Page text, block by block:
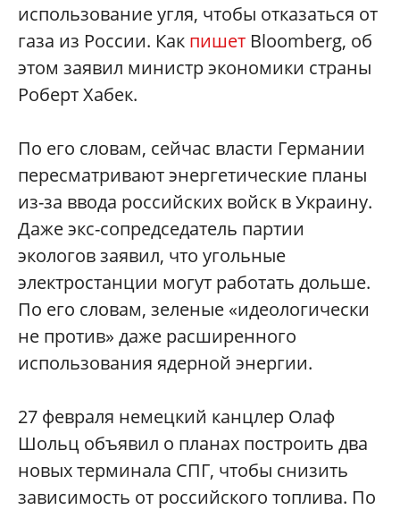
использование угля, чтобы отказаться от
газа из России. Как пишет Bloomberg, об
этом заявил министр экономики страны
Роберт Хабек.
По его словам, сейчас власти Германии
пересматривают энергетические планы
из-за ввода российских войск в Украину.
Даже экс-сопредседатель партии
экологов заявил, что угольные
электростанции могут работать дольше.
По его словам, зеленые «идеологически
не против» даже расширенного
использования ядерной энергии.
27 февраля немецкий канцлер Олаф
Шольц объявил о планах построить два
новых терминала СПГ, чтобы снизить
зависимость от российского топлива. По